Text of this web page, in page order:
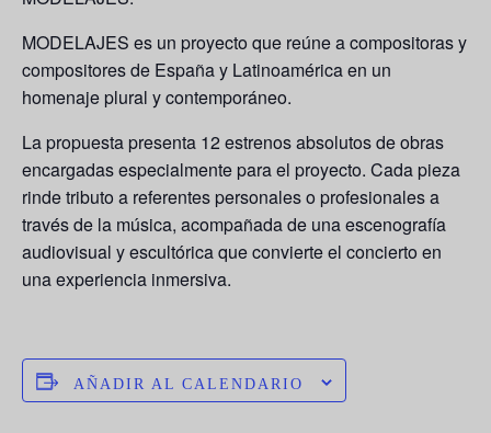
MODELAJES es un proyecto que reúne a compositoras y
compositores de España y Latinoamérica en un
homenaje plural y contemporáneo.
La propuesta presenta 12 estrenos absolutosde obras
encargadas especialmente para el proyecto. Cada pieza
rinde tributo a referentes personales o profesionales a
través de la música, acompañada de una escenografía
audiovisual y escultórica que convierte el concierto en
una experiencia inmersiva.
AÑADIR AL CALENDARIO